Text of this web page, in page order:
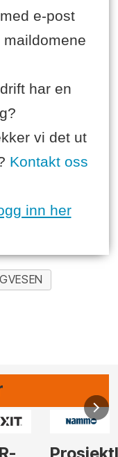
e-post
har en
vi det ut
Kontakt oss
inn her